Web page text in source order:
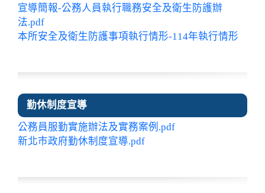
宣導簡報-公務人員執行職務安全及衛生防護辦
法.pdf
本所安全及衛生防護事項執行情形-114年執行情形
勤休制度宣導
公務員服勤實施辦法及實務案例.pdf
新北市政府勤休制度宣導.pdf